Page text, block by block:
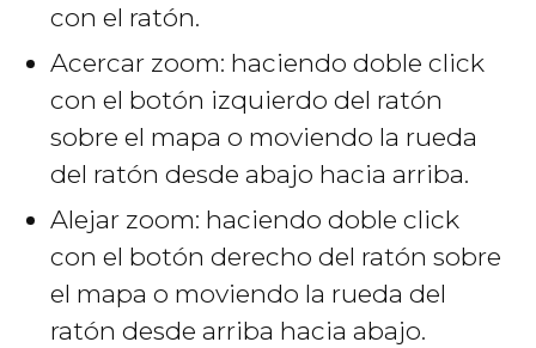
con el ratón.
Acercar zoom: haciendo doble click
con el botón izquierdo del ratón
sobre el mapa o moviendo la rueda
del ratón desde abajo hacia arriba.
Alejar zoom: haciendo doble click
con el botón derecho del ratón sobre
el mapa o moviendo la rueda del
ratón desde arriba hacia abajo.